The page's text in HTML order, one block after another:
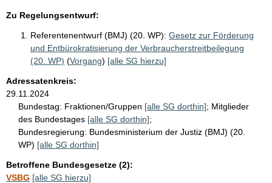
Zu Regelungsentwurf:
Referentenentwurf (BMJ) (20. WP): Gesetz zur Förderung
und Entbürokratisierung der Verbraucherstreitbeilegung
(20. WP) (Vorgang) [alle SG hierzu]
Adressatenkreis:
29.11.2024
Bundestag: Fraktionen/Gruppen [alle SG dorthin]; Mitglieder
des Bundestages [alle SG dorthin];
Bundesregierung: Bundesministerium der Justiz (BMJ) (20.
WP) [alle SG dorthin]
Betroffene Bundesgesetze (2):
VSBG [alle SG hierzu]